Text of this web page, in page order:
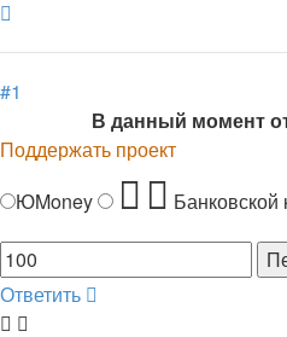
#1
В данный момент
Поддержать проект
ЮMoney
Банковской
Ответить